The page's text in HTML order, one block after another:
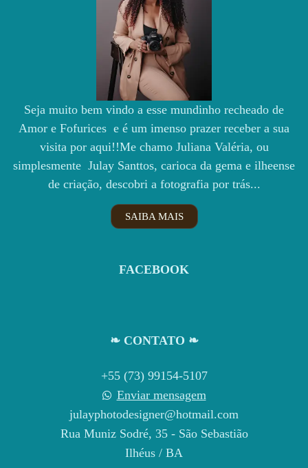
Seja muito bem vindo a esse mundinho recheado de
Amor e Fofurices e é um imenso prazer receber a sua
visita por aqui!!Me chamo Juliana Valéria, ou
simplesmente Julay Santtos, carioca da gema e ilheense
de criação, descobri a fotografia por trás...
SAIBA MAIS
FACEBOOK
❧ CONTATO ❧
+55 (73) 99154-5107
Enviar mensagem
julayphotodesigner@hotmail.com
Rua Muniz Sodré, 35 - São Sebastião
Ilhéus / BA